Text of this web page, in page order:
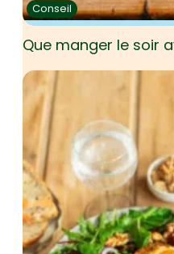
Conseil
Que manger le soir